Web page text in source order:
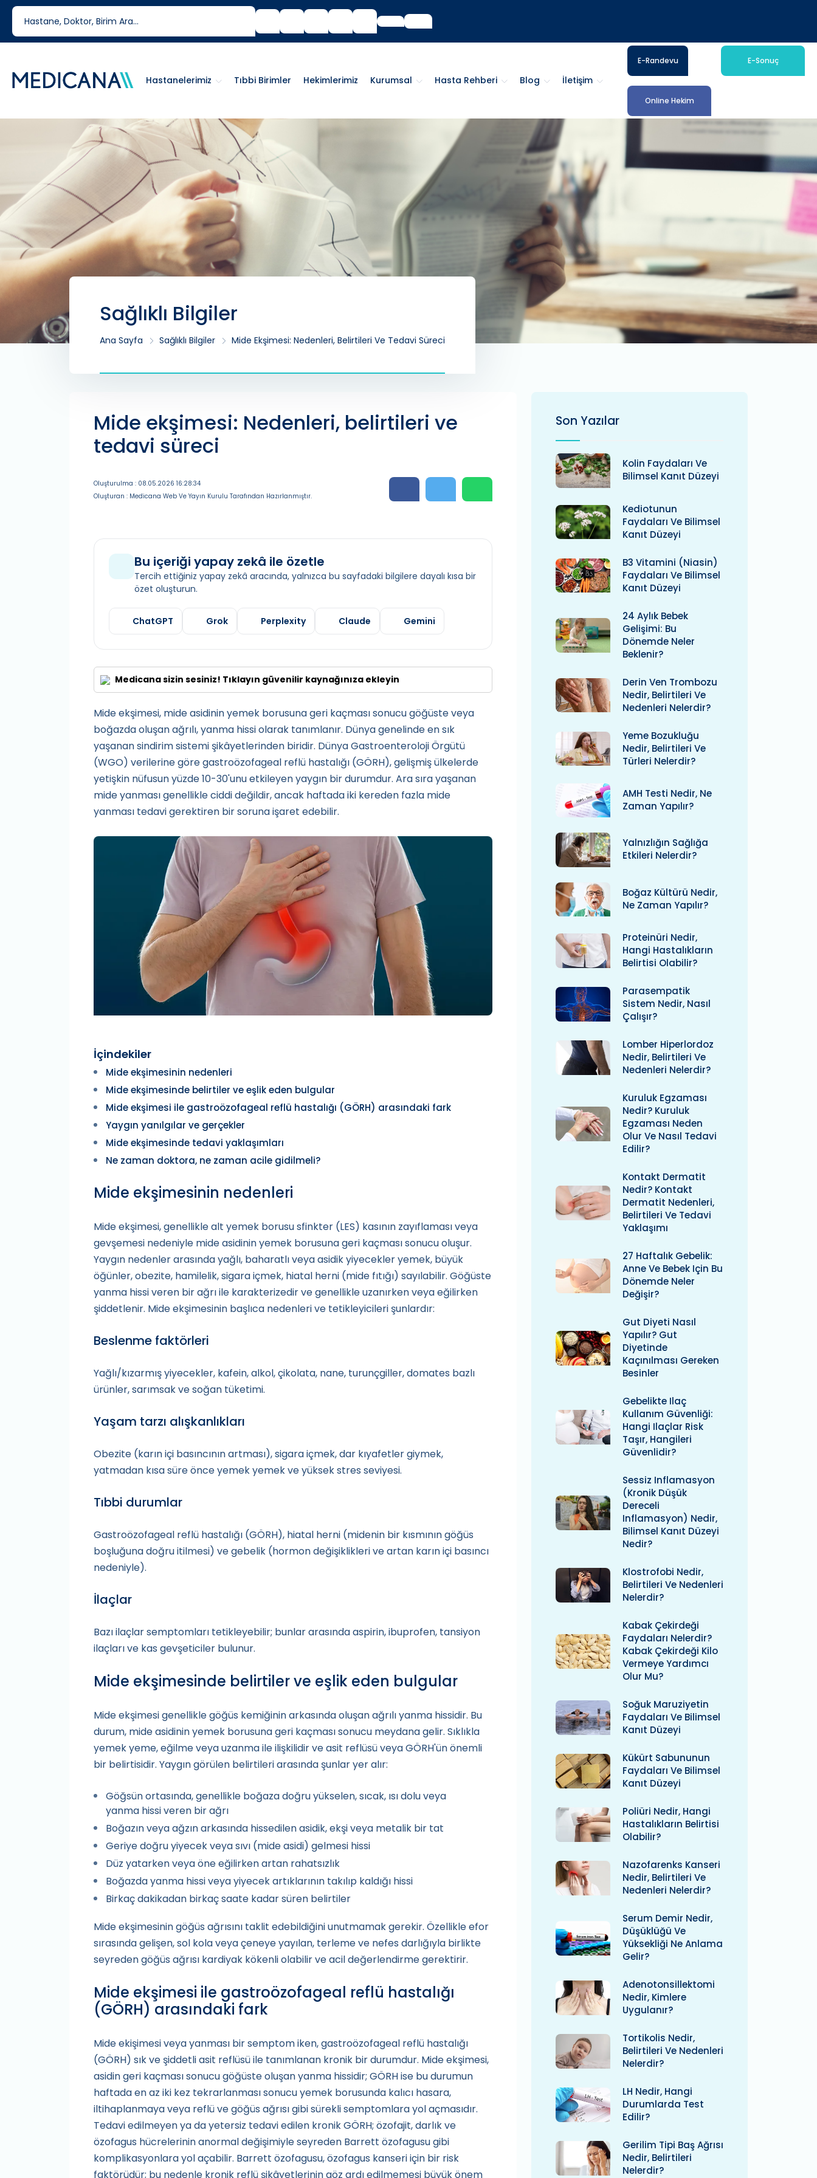
444 6 334
Tıbbi Birimler Hekimlerimiz Kurumsal Hasta Rehberi Blog İletişim
Hastanelerimiz
E-Randevu E-Sonuç
Online Hekim
Sağlıklı Bilgiler
Ana Sayfa Sağlıklı Bilgiler Mide Ekşimesi: Nedenleri, Belirtileri Ve Tedavi Süreci
Mide ekşimesi: Nedenleri, belirtileri ve
tedavi süreci
Oluşturulma : 08.05.2026 16:28:34
Oluşturan : Medicana Web Ve Yayın Kurulu Tarafından Hazırlanmıştır.
Bu içeriği yapay zekâ ile özetle
Tercih ettiğiniz yapay zekâ aracında, yalnızca bu sayfadaki bilgilere dayalı kısa bir
özet oluşturun.
ChatGPT Grok Perplexity Claude Gemini
Medicana sizin sesiniz! Tıklayın güvenilir kaynağınıza ekleyin
Mide ekşimesi, mide asidinin yemek borusuna geri kaçması sonucu göğüste veya
boğazda oluşan ağrılı, yanma hissi olarak tanımlanır. Dünya genelinde en sık
yaşanan sindirim sistemi şikâyetlerinden biridir. Dünya Gastroenteroloji Örgütü
(WGO) verilerine göre gastroözofageal reflü hastalığı (GÖRH), gelişmiş ülkelerde
yetişkin nüfusun yüzde 10-30'unu etkileyen yaygın bir durumdur. Ara sıra yaşanan
mide yanması genellikle ciddi değildir, ancak haftada iki kereden fazla mide
yanması tedavi gerektiren bir soruna işaret edebilir.
İçindekiler
Mide ekşimesinin nedenleri
Mide ekşimesinde belirtiler ve eşlik eden bulgular
Mide ekşimesi ile gastroözofageal reflü hastalığı (GÖRH) arasındaki fark
Yaygın yanılgılar ve gerçekler
Mide ekşimesinde tedavi yaklaşımları
Ne zaman doktora, ne zaman acile gidilmeli?
Mide ekşimesinin nedenleri
Mide ekşimesi, genellikle alt yemek borusu sfinkter (LES) kasının zayıflaması veya
gevşemesi nedeniyle mide asidinin yemek borusuna geri kaçması sonucu oluşur.
Yaygın nedenler arasında yağlı, baharatlı veya asidik yiyecekler yemek, büyük
öğünler, obezite, hamilelik, sigara içmek, hiatal herni (mide fıtığı) sayılabilir. Göğüste
yanma hissi veren bir ağrı ile karakterizedir ve genellikle uzanırken veya eğilirken
şiddetlenir. Mide ekşimesinin başlıca nedenleri ve tetikleyicileri şunlardır:
Beslenme faktörleri
Yağlı/kızarmış yiyecekler, kafein, alkol, çikolata, nane, turunçgiller, domates bazlı
ürünler, sarımsak ve soğan tüketimi.
Yaşam tarzı alışkanlıkları
Obezite (karın içi basıncının artması), sigara içmek, dar kıyafetler giymek,
yatmadan kısa süre önce yemek yemek ve yüksek stres seviyesi.
Tıbbi durumlar
Gastroözofageal reflü hastalığı (GÖRH), hiatal herni (midenin bir kısmının göğüs
boşluğuna doğru itilmesi) ve gebelik (hormon değişiklikleri ve artan karın içi basıncı
nedeniyle).
İlaçlar
Bazı ilaçlar semptomları tetikleyebilir; bunlar arasında aspirin, ibuprofen, tansiyon
ilaçları ve kas gevşeticiler bulunur.
Mide ekşimesinde belirtiler ve eşlik eden bulgular
Mide ekşimesi genellikle göğüs kemiğinin arkasında oluşan ağrılı yanma hissidir. Bu
durum, mide asidinin yemek borusuna geri kaçması sonucu meydana gelir. Sıklıkla
yemek yeme, eğilme veya uzanma ile ilişkilidir ve asit reflüsü veya GÖRH'ün önemli
bir belirtisidir. Yaygın görülen belirtileri arasında şunlar yer alır:
Göğsün ortasında, genellikle boğaza doğru yükselen, sıcak, ısı dolu veya
yanma hissi veren bir ağrı
Boğazın veya ağzın arkasında hissedilen asidik, ekşi veya metalik bir tat
Geriye doğru yiyecek veya sıvı (mide asidi) gelmesi hissi
Düz yatarken veya öne eğilirken artan rahatsızlık
Boğazda yanma hissi veya yiyecek artıklarının takılıp kaldığı hissi
Birkaç dakikadan birkaç saate kadar süren belirtiler
Mide ekşimesinin göğüs ağrısını taklit edebildiğini unutmamak gerekir. Özellikle efor
sırasında gelişen, sol kola veya çeneye yayılan, terleme ve nefes darlığıyla birlikte
seyreden göğüs ağrısı kardiyak kökenli olabilir ve acil değerlendirme gerektirir.
Mide ekşimesi ile gastroözofageal reflü hastalığı
(GÖRH) arasındaki fark
Mide ekişimesi veya yanması bir semptom iken, gastroözofageal reflü hastalığı
(GÖRH) sık ve şiddetli asit reflüsü ile tanımlanan kronik bir durumdur. Mide ekşimesi,
asidin geri kaçması sonucu göğüste oluşan yanma hissidir; GÖRH ise bu durumun
haftada en az iki kez tekrarlanması sonucu yemek borusunda kalıcı hasara,
iltihaplanmaya veya reflü ve göğüs ağrısı gibi sürekli semptomlara yol açmasıdır.
Tedavi edilmeyen ya da yetersiz tedavi edilen kronik GÖRH; özofajit, darlık ve
özofagus hücrelerinin anormal değişimiyle seyreden Barrett özofagusu gibi
komplikasyonlara yol açabilir. Barrett özofagusu, özofagus kanseri için bir risk
faktörüdür; bu nedenle kronik reflü şikâyetlerinin göz ardı edilmemesi büyük önem
Son Yazılar
Kolin Faydaları Ve
Bilimsel Kanıt Düzeyi
Kediotunun
Faydaları Ve Bilimsel
Kanıt Düzeyi
B3 Vitamini (niasin)
Faydaları Ve Bilimsel
Kanıt Düzeyi
24 Aylık Bebek
Gelişimi: Bu
Dönemde Neler
Beklenir?
Derin Ven Trombozu
Nedir, Belirtileri Ve
Nedenleri Nelerdir?
Yeme Bozukluğu
Nedir, Belirtileri Ve
Türleri Nelerdir?
AMH Testi Nedir, Ne
Zaman Yapılır?
Yalnızlığın Sağlığa
Etkileri Nelerdir?
Boğaz Kültürü Nedir,
Ne Zaman Yapılır?
Proteinüri Nedir,
Hangi Hastalıkların
Belirtisi Olabilir?
Parasempatik
Sistem Nedir, Nasıl
Çalışır?
Lomber Hiperlordoz
Nedir, Belirtileri Ve
Nedenleri Nelerdir?
Kuruluk Egzaması
Nedir? Kuruluk
Egzaması Neden
Olur Ve Nasıl Tedavi
Edilir?
Kontakt Dermatit
Nedir? Kontakt
Dermatit Nedenleri,
Belirtileri Ve Tedavi
Yaklaşımı
27 Haftalık Gebelik:
Anne Ve Bebek Için Bu
Dönemde Neler
Değişir?
Gut Diyeti Nasıl
Yapılır? Gut
Diyetinde
Kaçınılması Gereken
Besinler
Gebelikte Ilaç
Kullanım Güvenliği:
Hangi Ilaçlar Risk
Taşır, Hangileri
Güvenlidir?
Sessiz Inflamasyon
(kronik Düşük
Dereceli
Inflamasyon) Nedir,
Bilimsel Kanıt Düzeyi
Nedir?
Klostrofobi Nedir,
Belirtileri Ve Nedenleri
Nelerdir?
Kabak Çekirdeği
Faydaları Nelerdir?
Kabak Çekirdeği Kilo
Vermeye Yardımcı
Olur Mu?
Soğuk Maruziyetin
Faydaları Ve Bilimsel
Kanıt Düzeyi
Kükürt Sabununun
Faydaları Ve Bilimsel
Kanıt Düzeyi
Poliüri Nedir, Hangi
Hastalıkların Belirtisi
Olabilir?
Nazofarenks Kanseri
Nedir, Belirtileri Ve
Nedenleri Nelerdir?
Serum Demir Nedir,
Düşüklüğü Ve
Yüksekliği Ne Anlama
Gelir?
Adenotonsillektomi
Nedir, Kimlere
Uygulanır?
Tortikolis Nedir,
Belirtileri Ve Nedenleri
Nelerdir?
LH Nedir, Hangi
Durumlarda Test
Edilir?
Gerilim Tipi Baş Ağrısı
Nedir, Belirtileri
Nelerdir?